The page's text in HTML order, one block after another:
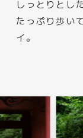
しっとりとし
たっぷり歩い
イ。